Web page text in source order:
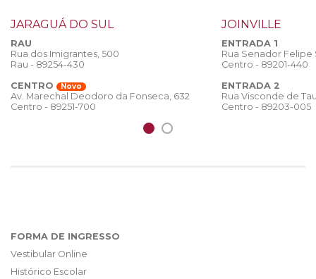
JARAGUÁ DO SUL
RAU
Rua dos Imigrantes, 500
Rau - 89254-430
CENTRO
Novo
Av. Marechal Deodoro da Fonseca, 632
Centro - 89251-700
JOINVILLE
ENTRADA 1
Rua Senador
Centro - 89201-440
ENTRADA 2
Rua Visconde de
Centro - 89203-005
FORMA DE INGRESSO
Vestibular Online
Histórico Escolar